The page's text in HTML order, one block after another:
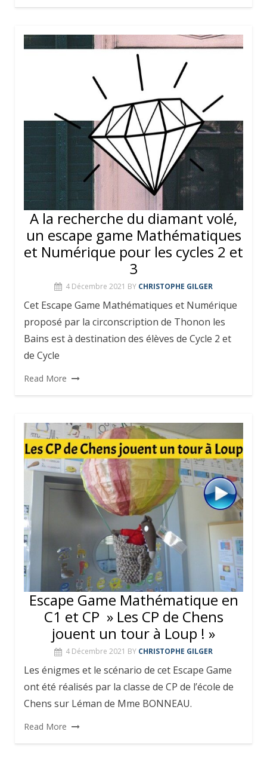
A la recherche du diamant volé,
un escape game Mathématiques
et Numérique pour les cycles 2 et
3
4 Décembre 2021 BY CHRISTOPHE GILGER
Cet Escape Game Mathématiques et Numérique
proposé par la circonscription de Thonon les
Bains est à destination des élèves de Cycle 2 et
de Cycle
Read More
Escape Game Mathématique en
C1 et CP » Les CP de Chens
jouent un tour à Loup ! »
4 Décembre 2021 BY CHRISTOPHE GILGER
Les énigmes et le scénario de cet Escape Game
ont été réalisés par la classe de CP de l’école de
Chens sur Léman de Mme BONNEAU.
Read More